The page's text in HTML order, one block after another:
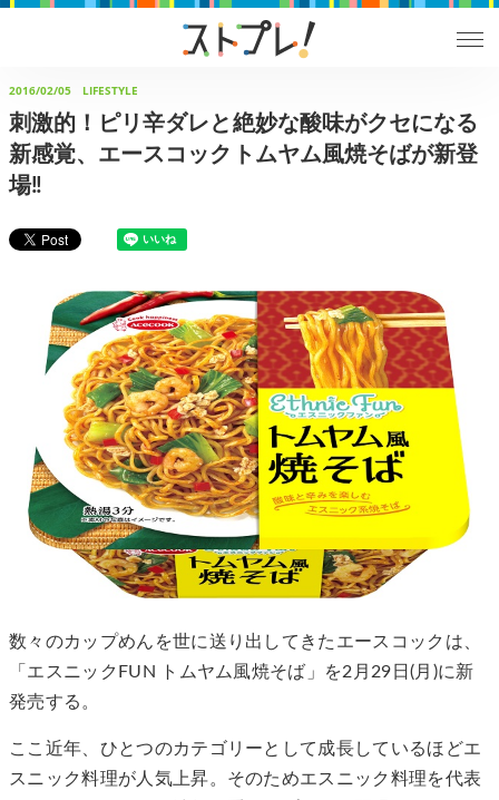
2016/02/05 LIFESTYLE
刺激的！ピリ辛ダレと絶妙な酸味がクセになる
新感覚、エースコックトムヤム風焼そばが新登
場‼
数々のカップめんを世に送り出してきたエースコックは、
「エスニックFUN トムヤム風焼そば」を2月29日(月)に新
発売する。
ここ近年、ひとつのカテゴリーとして成長しているほどエ
スニック料理が人気上昇。そのためエスニック料理を代表